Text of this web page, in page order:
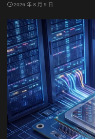
2026 年 8 月 9 日